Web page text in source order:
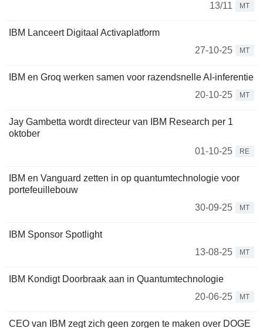
13/11
MT
IBM Lanceert Digitaal Activaplatform
27-10-25
MT
IBM en Groq werken samen voor razendsnelle AI-inferentie
20-10-25
MT
Jay Gambetta wordt directeur van IBM Research per 1
oktober
01-10-25
RE
IBM en Vanguard zetten in op quantumtechnologie voor
portefeuillebouw
30-09-25
MT
IBM Sponsor Spotlight
13-08-25
MT
IBM Kondigt Doorbraak aan in Quantumtechnologie
20-06-25
MT
CEO van IBM zegt zich geen zorgen te maken over DOGE